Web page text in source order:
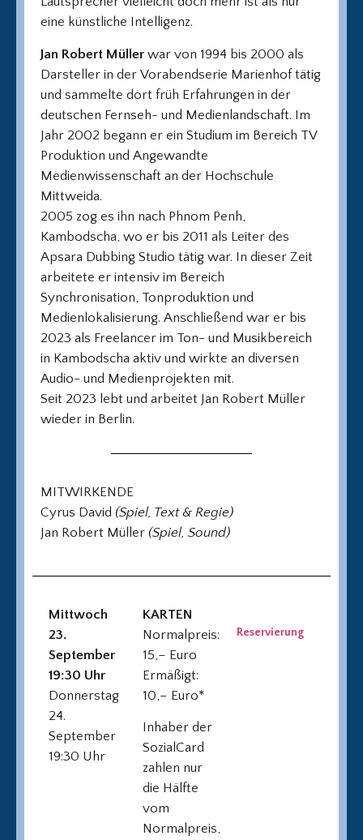
eine künstliche Intelligenz.
Jan Robert Müller war von 1994 bis 2000 als
Darsteller in der Vorabendserie Marienhof tätig
und sammelte dort früh Erfahrungen in der
deutschen Fernseh- und Medienlandschaft. Im
Jahr 2002 begann er ein Studium im Bereich TV
Produktion und Angewandte
Medienwissenschaft an der Hochschule
Mittweida.
2005 zog es ihn nach Phnom Penh,
Kambodscha, wo er bis 2011 als Leiter des
Apsara Dubbing Studio tätig war. In dieser Zeit
arbeitete er intensiv im Bereich
Synchronisation, Tonproduktion und
Medienlokalisierung. Anschließend war er bis
2023 als Freelancer im Ton- und Musikbereich
in Kambodscha aktiv und wirkte an diversen
Audio- und Medienprojekten mit.
Seit 2023 lebt und arbeitet Jan Robert Müller
wieder in Berlin.
MITWIRKENDE
Cyrus David (Spiel, Text & Regie)
Jan Robert Müller (Spiel, Sound)
Mittwoch
23.
September
19:30 Uhr
Donnerstag
24.
September
19:30 Uhr
KARTEN
Normalpreis:
15,– Euro
Ermäßigt:
10,– Euro*
Inhaber der
SozialCard
zahlen nur
die Hälfte
vom
Normalpreis,
Reservierung